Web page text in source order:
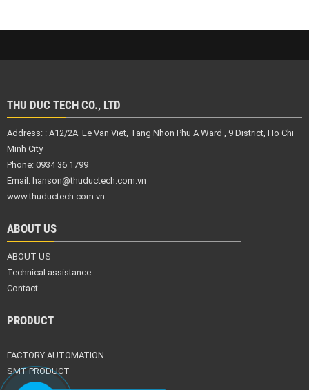
THU DUC TECH CO., LTD
Address: : A12/2A Le Van Viet, Tang Nhon Phu A Ward , 9 District, Ho Chi
Minh City
Phone: 0934 36 1799
Email: hanson@thuductech.com.vn
www.thuductech.com.vn
ABOUT US
ABOUT US
Technical assistance
Contact
PRODUCT
FACTORY AUTOMATION
SMT PRODUCT